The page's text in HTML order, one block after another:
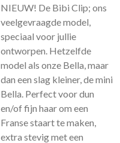
NIEUW! De Bibi Clip; ons
veelgevraagde model,
speciaal voor jullie
ontworpen. Hetzelfde
model als onze Bella, maar
dan een slag kleiner, de mini
Bella. Perfect voor dun
en/of fijn haar om een
Franse staart te maken,
extra stevig met een